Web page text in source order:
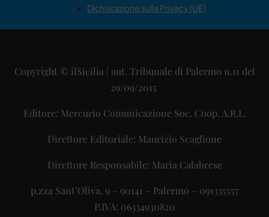
Dichiarazione sulla Privacy (UE)
Copyright © ilSicilia | aut. Tribunale di Palermo n.11 del
29/09/2015
Editore: Mercurio Comunicazione Soc. Coop. A.R.L.
Direttore Editoriale: Maurizio Scaglione
Direttore Responsabile: Maria Calabrese
p.zza Sant’Oliva, 9 – 90141 – Palermo – 091335557
P.IVA: 06334930820